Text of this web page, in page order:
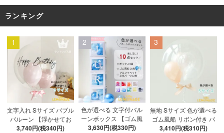
ランキング
1
文字入れ Sサイズ バブル
バルーン 【浮かせてお
届け】 バルーン
3,740円(税340円)
2
色が選べる 文字付バル
ーンボックス 【ゴム風
船&文字パーツ付き】 DI
3,630円(税330円)
3
無地 Sサイズ 色が選べる
ゴム風船 リボン付き バ
ブルバルーン 【浮かせ
3,410円(税310円)